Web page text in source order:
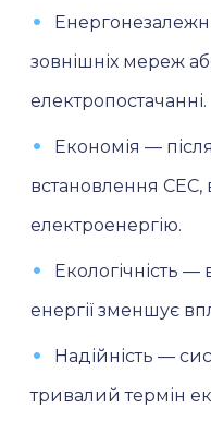
зовнішніх мереж
електропостачанні.
Економія —
встановлення СЕС,
електроенергію.
Екологічність
енергії зменшує
Надійність —
тривалий термін